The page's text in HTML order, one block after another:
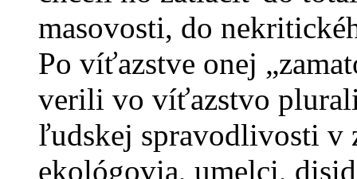
masovosti, do
Po víťazstve onej
verili vo víťazstvo
ľudskej spravodlivosti v
ekológovia, umelci,